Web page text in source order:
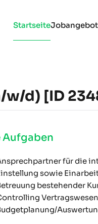
Startseite
d) [ID
Aufgaben
für die
sowie
bestehender